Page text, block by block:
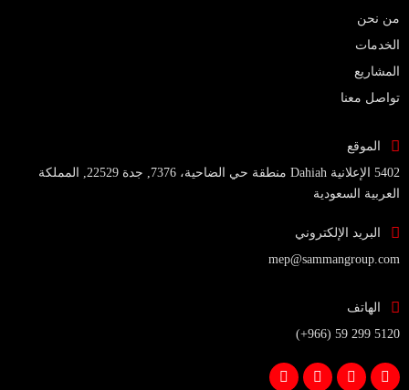
من نحن
الخدمات
المشاريع
تواصل معنا
الموقع
5402 الإعلانية Dahiah منطقة حي الضاحية، 7376, جدة 22529, المملكة
العربية السعودية
البريد الإلكتروني
mep@sammangroup.com
الهاتف
(+966) 59 299 5120